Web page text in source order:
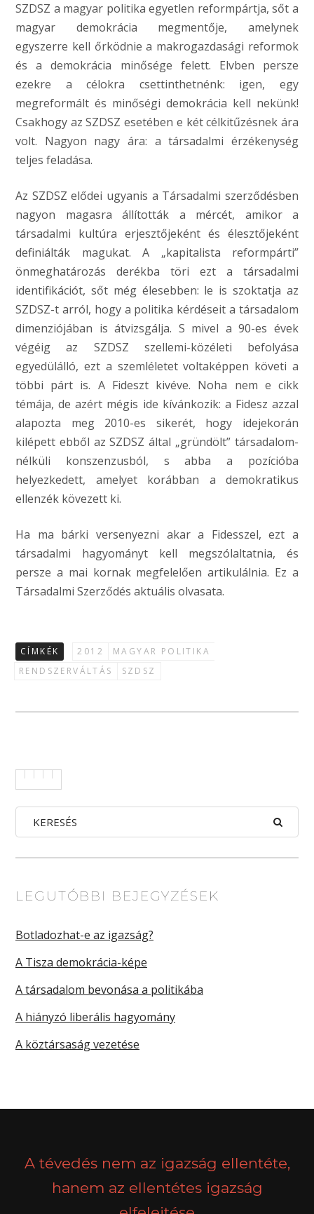
SZDSZ a magyar politika egyetlen reformpártja, sőt a
magyar demokrácia megmentője, amelynek
egyszerre kell őrködnie a makrogazdasági reformok
és a demokrácia minősége felett. Elvben persze
ezekre a célokra csettinthetnénk: igen, egy
megreformált és minőségi demokrácia kell nekünk!
Csakhogy az SZDSZ esetében e két célkitűzésnek ára
volt. Nagyon nagy ára: a társadalmi érzékenység
teljes feladása.
Az SZDSZ elődei ugyanis a Társadalmi szerződésben
nagyon magasra állították a mércét, amikor a
társadalmi kultúra erjesztőjeként és élesztőjeként
definiálták magukat. A „kapitalista reformpárti”
önmeghatározás derékba töri ezt a társadalmi
identifikációt, sőt még élesebben: le is szoktatja az
SZDSZ-t arról, hogy a politika kérdéseit a társadalom
dimenziójában is átvizsgálja. S mivel a 90-es évek
végéig az SZDSZ szellemi-közéleti befolyása
egyedülálló, ezt a szemléletet voltaképpen követi a
többi párt is. A Fideszt kivéve. Noha nem e cikk
témája, de azért mégis ide kívánkozik: a Fidesz azzal
alapozta meg 2010-es sikerét, hogy idejekorán
kilépett ebből az SZDSZ által „gründölt” társadalom-
nélküli konszenzusból, s abba a pozícióba
helyezkedett, amelyet korábban a demokratikus
ellenzék kövezett ki.
Ha ma bárki versenyezni akar a Fidesszel, ezt a
társadalmi hagyományt kell megszólaltatnia, és
persze a mai kornak megfelelően artikulálnia. Ez a
Társadalmi Szerződés aktuális olvasata.
CÍMKÉK 2012
MAGYAR POLITIKA
RENDSZERVÁLTÁS
SZDSZ
LEGUTÓBBI BEJEGYZÉSEK
Botladozhat-e az igazság?
A Tisza demokrácia-képe
A társadalom bevonása a politikába
A hiányzó liberális hagyomány
A köztársaság vezetése
A tévedés nem az igazság ellentéte,
hanem az ellentétes igazság